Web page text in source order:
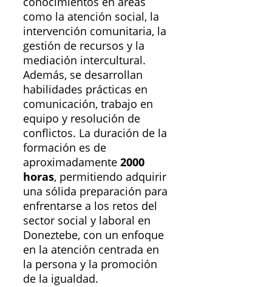
como la atención social, la
intervención comunitaria, la
gestión de recursos y la
mediación intercultural.
Además, se desarrollan
habilidades prácticas en
comunicación, trabajo en
equipo y resolución de
conflictos. La duración de la
formación es de
aproximadamente 2000
horas, permitiendo adquirir
una sólida preparación para
enfrentarse a los retos del
sector social y laboral en
Doneztebe, con un enfoque
en la atención centrada en
la persona y la promoción
de la igualdad.